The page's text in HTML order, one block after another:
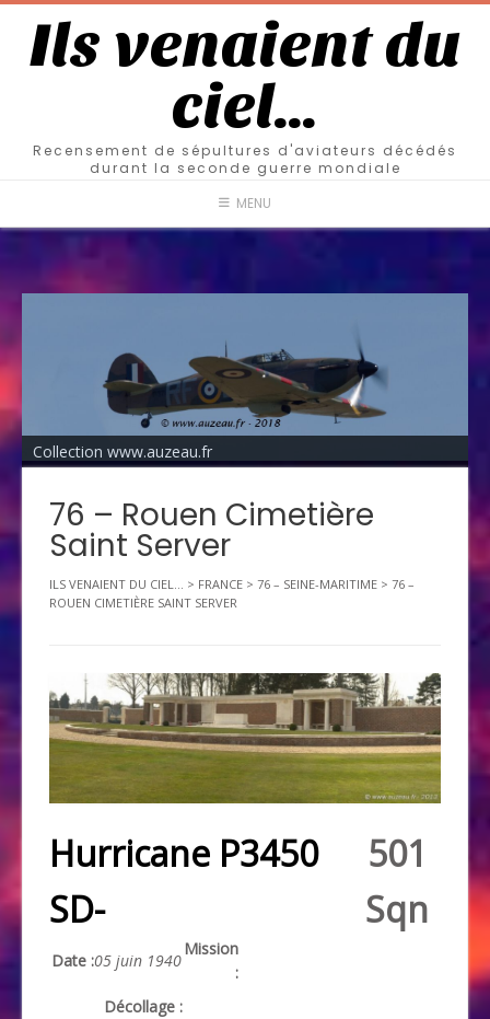
Ils venaient du
ciel…
Recensement de sépultures d'aviateurs décédés
durant la seconde guerre mondiale
MENU
Collection www.auzeau.fr
76 – Rouen Cimetière
Saint Server
ILS VENAIENT DU CIEL... > FRANCE > 76 – SEINE-MARITIME > 76 –
ROUEN CIMETIÈRE SAINT SERVER
Hurricane P3450
SD-
501
Sqn
Date :05 juin 1940
Mission
:
Décollage :